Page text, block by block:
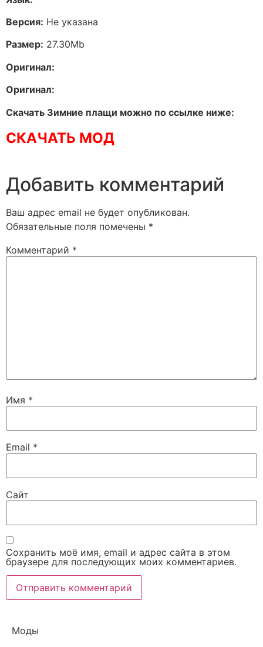
Версия: Не указана
Размер: 27.30Mb
Оригинал:
Оригинал:
Скачать Зимние плащи можно по ссылке ниже:
СКАЧАТЬ МОД
Добавить комментарий
Ваш адрес email не будет опубликован.
Обязательные поля помечены *
Комментарий *
Имя *
Email *
Сайт
Сохранить моё имя, email и адрес сайта в этом
браузере для последующих моих комментариев.
Моды